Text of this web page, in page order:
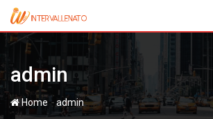
Skip
content
admin
Home-admin